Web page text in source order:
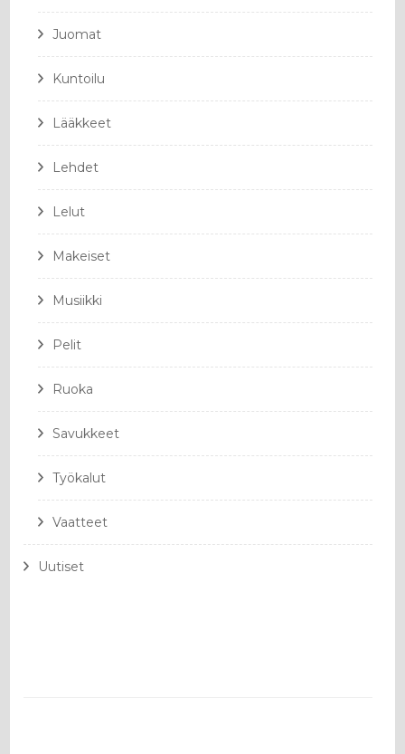
Juomat
Kuntoilu
Lääkkeet
Lehdet
Lelut
Makeiset
Musiikki
Pelit
Ruoka
Savukkeet
Työkalut
Vaatteet
Uutiset